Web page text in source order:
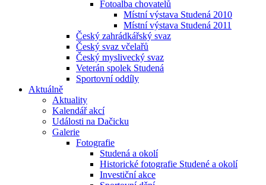
Fotoalba chovatelů
Místní výstava Studená 2010
Místní výstava Studená 2011
Český zahrádkářský svaz
Český svaz včelařů
Český myslivecký svaz
Veterán spolek Studená
Sportovní oddíly
Aktuálně
Aktuality
Kalendář akcí
Události na Dačicku
Galerie
Fotografie
Studená a okolí
Historické fotografie Studené a okolí
Investiční akce